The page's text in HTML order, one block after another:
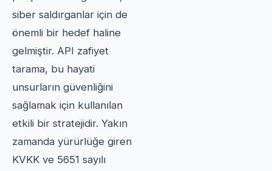
siber saldırganlar için de
önemli bir hedef haline
gelmiştir. API zafiyet
tarama, bu hayati
unsurların güvenliğini
sağlamak için kullanılan
etkili bir stratejidir. Yakın
zamanda yürürlüğe giren
KVKK ve 5651 sayılı